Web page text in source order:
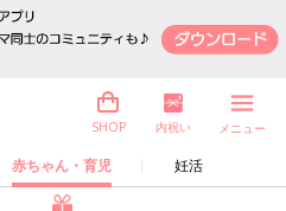
赤ちゃん・育児 妊活
SHOP 内祝い メニュー